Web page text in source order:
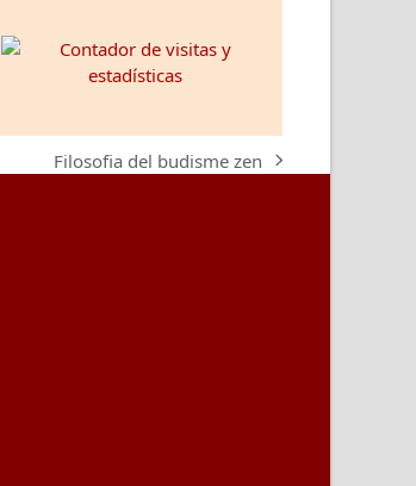
next
Filosofia del budisme zen